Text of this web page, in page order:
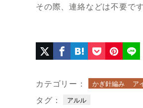
その際、連絡などは不要で
カテゴリー： かぎ針編み ア
タグ： アルル